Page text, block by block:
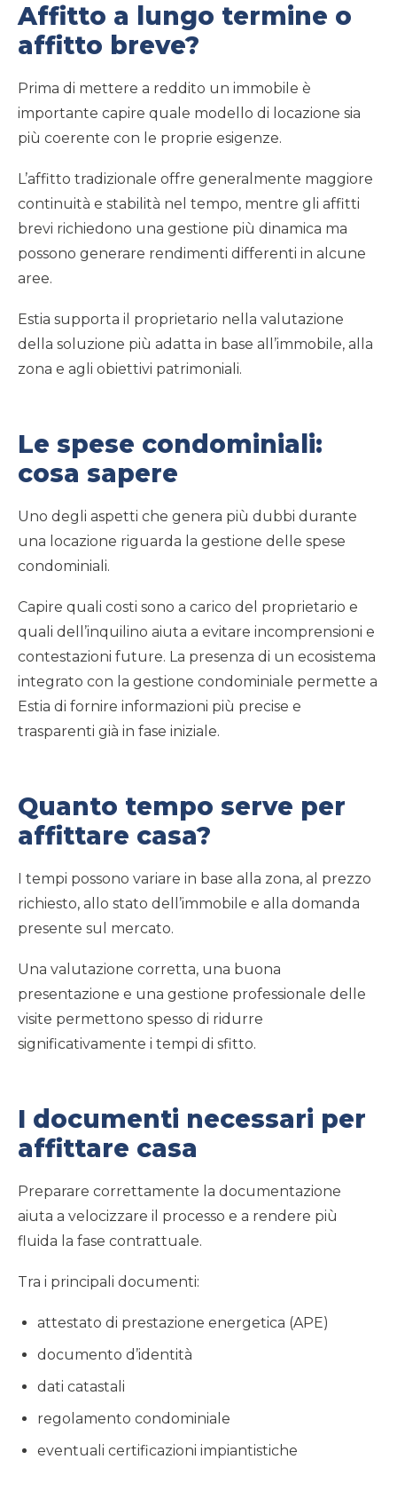
Affitto a lungo termine o
affitto breve?
Prima di mettere a reddito un immobile è
importante capire quale modello di locazione sia
più coerente con le proprie esigenze.
L’affitto tradizionale offre generalmente maggiore
continuità e stabilità nel tempo, mentre gli affitti
brevi richiedono una gestione più dinamica ma
possono generare rendimenti differenti in alcune
aree.
Estia supporta il proprietario nella valutazione
della soluzione più adatta in base all’immobile, alla
zona e agli obiettivi patrimoniali.
Le spese condominiali:
cosa sapere
Uno degli aspetti che genera più dubbi durante
una locazione riguarda la gestione delle spese
condominiali.
Capire quali costi sono a carico del proprietario e
quali dell’inquilino aiuta a evitare incomprensioni e
contestazioni future. La presenza di un ecosistema
integrato con la gestione condominiale permette a
Estia di fornire informazioni più precise e
trasparenti già in fase iniziale.
Quanto tempo serve per
affittare casa?
I tempi possono variare in base alla zona, al prezzo
richiesto, allo stato dell’immobile e alla domanda
presente sul mercato.
Una valutazione corretta, una buona
presentazione e una gestione professionale delle
visite permettono spesso di ridurre
significativamente i tempi di sfitto.
I documenti necessari per
affittare casa
Preparare correttamente la documentazione
aiuta a velocizzare il processo e a rendere più
fluida la fase contrattuale.
Tra i principali documenti:
attestato di prestazione energetica (APE)
documento d’identità
dati catastali
regolamento condominiale
eventuali certificazioni impiantistiche